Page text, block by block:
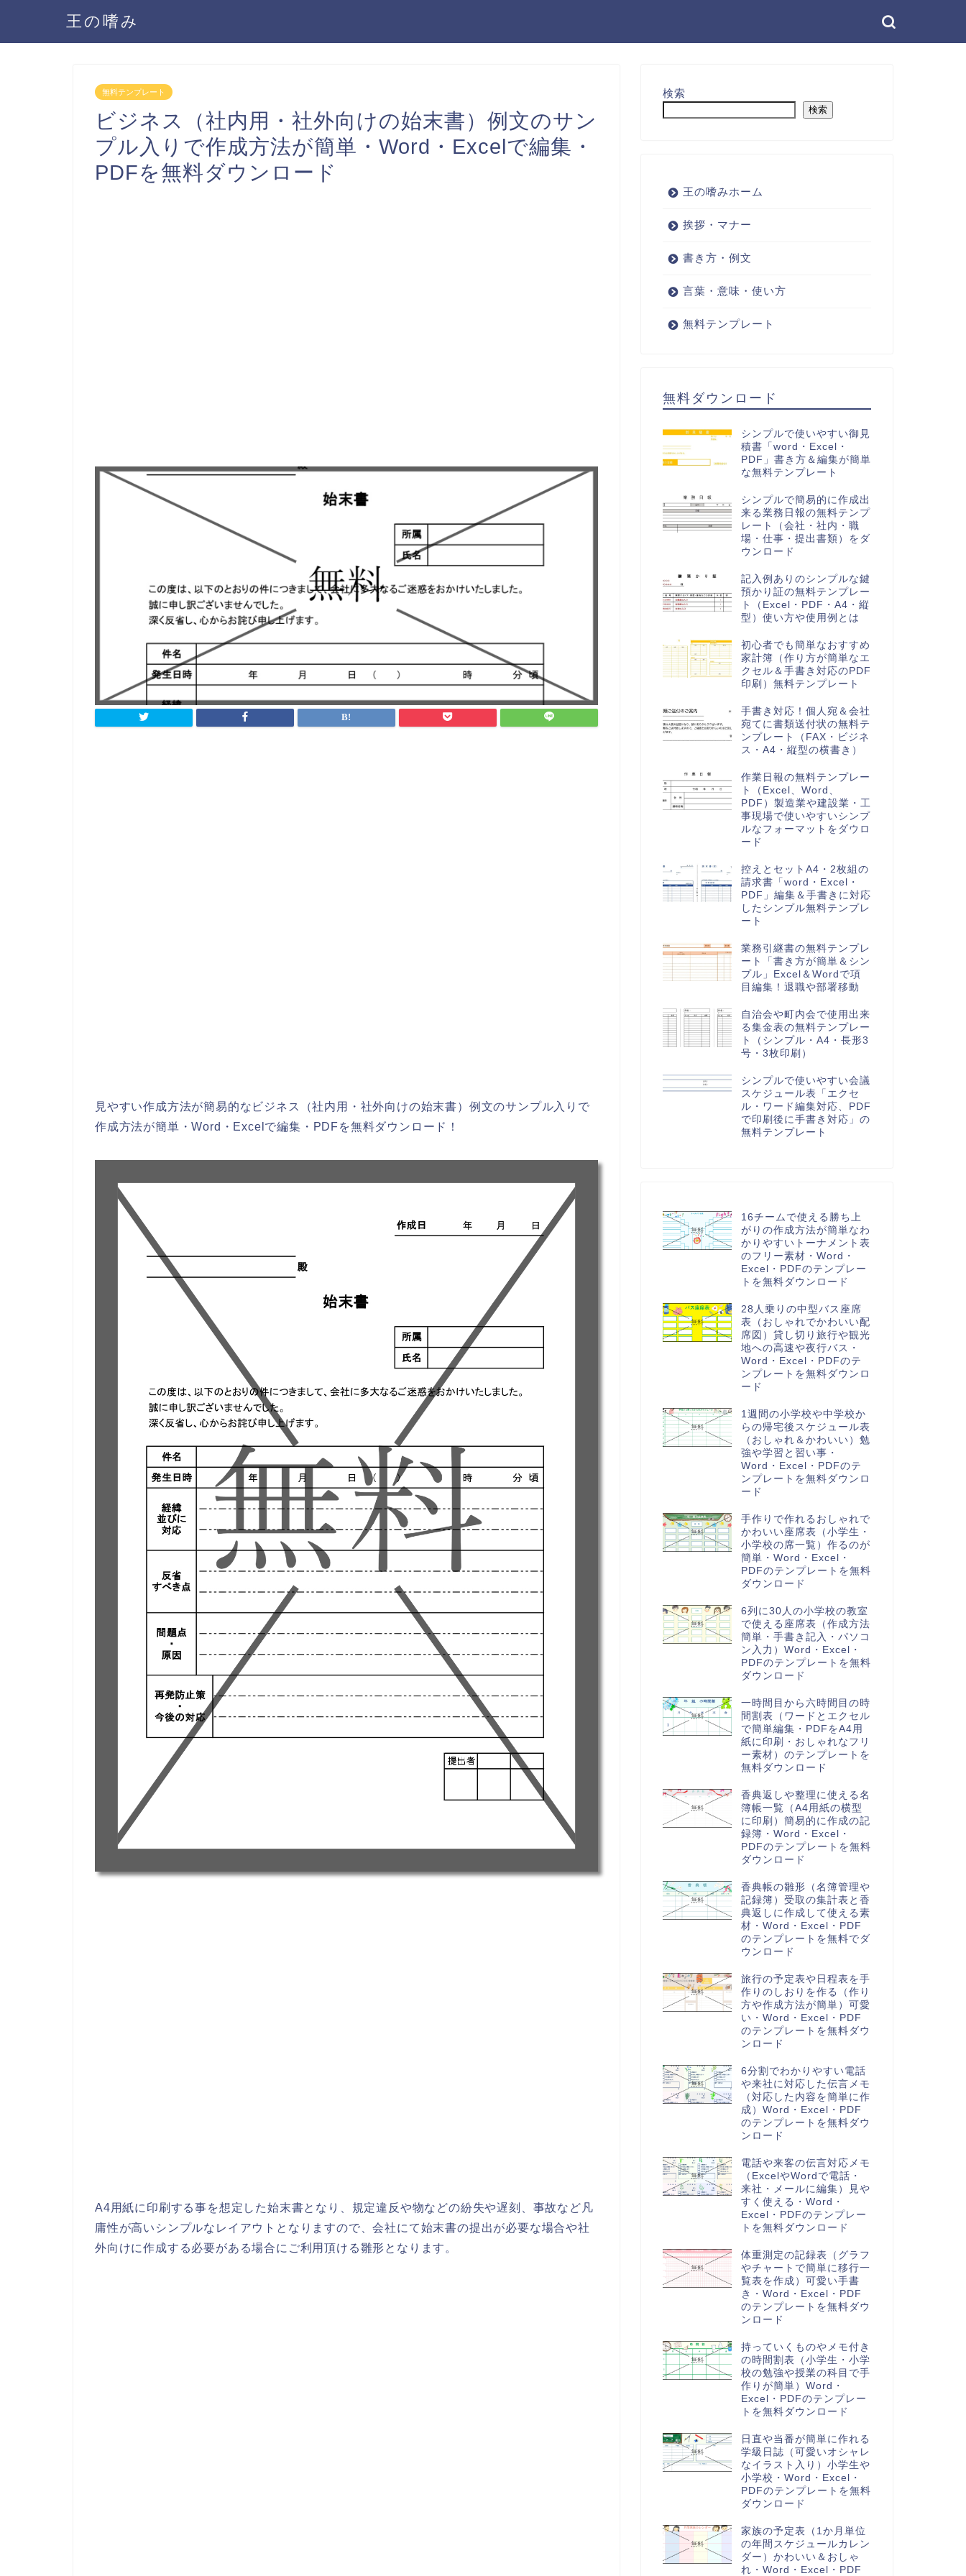
王の嗜み
無料テンプレート
ビジネス（社内用・社外向けの始末書）例文のサン
プル入りで作成方法が簡単・Word・Excelで編集・
PDFを無料ダウンロード
見やすい作成方法が簡易的なビジネス（社内用・社外向けの始末書）例文のサンプル入りで
作成方法が簡単・Word・Excelで編集・PDFを無料ダウンロード！
A4用紙に印刷する事を想定した始末書となり、規定違反や物などの紛失や遅刻、事故など凡
庸性が高いシンプルなレイアウトとなりますので、会社にて始末書の提出が必要な場合や社
外向けに作成する必要がある場合にご利用頂ける雛形となります。
検索
検索
王の嗜みホーム
挨拶・マナー
書き方・例文
言葉・意味・使い方
無料テンプレート
無料ダウンロード
シンプルで使いやすい御見
積書「word・Excel・
PDF」書き方＆編集が簡単
な無料テンプレート
シンプルで簡易的に作成出
来る業務日報の無料テンプ
レート（会社・社内・職
場・仕事・提出書類）をダ
ウンロード
記入例ありのシンプルな鍵
預かり証の無料テンプレー
ト（Excel・PDF・A4・縦
型）使い方や使用例とは
初心者でも簡単なおすすめ
家計簿（作り方が簡単なエ
クセル＆手書き対応のPDF
印刷）無料テンプレート
手書き対応！個人宛＆会社
宛てに書類送付状の無料テ
ンプレート（FAX・ビジネ
ス・A4・縦型の横書き）
作業日報の無料テンプレー
ト（Excel、Word、
PDF）製造業や建設業・工
事現場で使いやすいシンプ
ルなフォーマットをダウロ
ード
控えとセットA4・2枚組の
請求書「word・Excel・
PDF」編集＆手書きに対応
したシンプル無料テンプレ
ート
業務引継書の無料テンプレ
ート「書き方が簡単＆シン
プル」Excel＆Wordで項
目編集！退職や部署移動
自治会や町内会で使用出来
る集金表の無料テンプレー
ト（シンプル・A4・長形3
号・3枚印刷）
シンプルで使いやすい会議
スケジュール表「エクセ
ル・ワード編集対応、PDF
で印刷後に手書き対応」の
無料テンプレート
16チームで使える勝ち上
がりの作成方法が簡単なわ
かりやすいトーナメント表
のフリー素材・Word・
Excel・PDFのテンプレー
トを無料ダウンロード
28人乗りの中型バス座席
表（おしゃれでかわいい配
席図）貸し切り旅行や観光
地への高速や夜行バス・
Word・Excel・PDFのテ
ンプレートを無料ダウンロ
ード
1週間の小学校や中学校か
らの帰宅後スケジュール表
（おしゃれ＆かわいい）勉
強や学習と習い事・
Word・Excel・PDFのテ
ンプレートを無料ダウンロ
ード
手作りで作れるおしゃれで
かわいい座席表（小学生・
小学校の席一覧）作るのが
簡単・Word・Excel・
PDFのテンプレートを無料
ダウンロード
6列に30人の小学校の教室
で使える座席表（作成方法
簡単・手書き記入・パソコ
ン入力）Word・Excel・
PDFのテンプレートを無料
ダウンロード
一時間目から六時間目の時
間割表（ワードとエクセル
で簡単編集・PDFをA4用
紙に印刷・おしゃれなフリ
ー素材）のテンプレートを
無料ダウンロード
香典返しや整理に使える名
簿帳一覧（A4用紙の横型
に印刷）簡易的に作成の記
録簿・Word・Excel・
PDFのテンプレートを無料
ダウンロード
香典帳の雛形（名簿管理や
記録簿）受取の集計表と香
典返しに作成して使える素
材・Word・Excel・PDF
のテンプレートを無料でダ
ウンロード
旅行の予定表や日程表を手
作りのしおりを作る（作り
方や作成方法が簡単）可愛
い・Word・Excel・PDF
のテンプレートを無料ダウ
ンロード
6分割でわかりやすい電話
や来社に対応した伝言メモ
（対応した内容を簡単に作
成）Word・Excel・PDF
のテンプレートを無料ダウ
ンロード
電話や来客の伝言対応メモ
（ExcelやWordで電話・
来社・メールに編集）見や
すく使える・Word・
Excel・PDFのテンプレー
トを無料ダウンロード
体重測定の記録表（グラフ
やチャートで簡単に移行一
覧表を作成）可愛い手書
き・Word・Excel・PDF
のテンプレートを無料ダウ
ンロード
持っていくものやメモ付き
の時間割表（小学生・小学
校の勉強や授業の科目で手
作りが簡単）Word・
Excel・PDFのテンプレー
トを無料ダウンロード
日直や当番が簡単に作れる
学級日誌（可愛いオシャレ
なイラスト入り）小学生や
小学校・Word・Excel・
PDFのテンプレートを無料
ダウンロード
家族の予定表（1か月単位
の年間スケジュールカレン
ダー）かわいい＆おしゃ
れ・Word・Excel・PDF